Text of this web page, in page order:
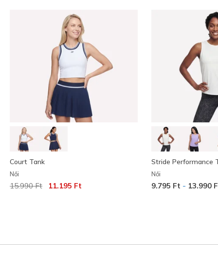
Court Tank
Női
Az ár a következőhöz képest csökkent:
15.990 Ft címzett:
11.195 Ft
Stride Performance
Női
9.795 Ft - 13.990